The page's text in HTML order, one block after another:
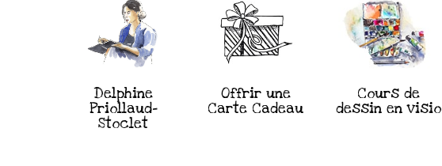
Delphine
Priollaud-
Stoclet
Offrir une
Carte Cadeau
Cours de
dessin en visio